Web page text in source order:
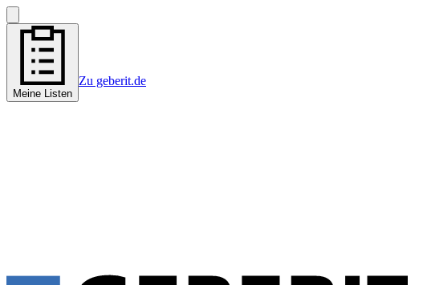
Meine Listen
Zu geberit.de